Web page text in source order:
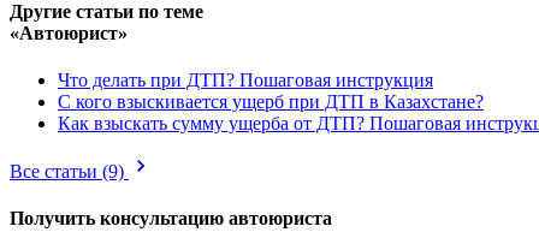
Другие статьи по теме
«Автоюрист»
Что делать при ДТП? Пошаговая инструкция
С кого взыскивается ущерб при ДТП в Казахстане?
Как взыскать сумму ущерба от ДТП? Пошаговая
Все статьи (9)
Получить консультацию автоюриста